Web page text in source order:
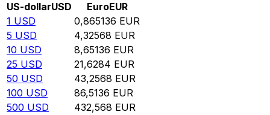
US-dollarUSD EuroEUR
1 USD 0,865136 EUR
5 USD 4,32568 EUR
10 USD 8,65136 EUR
25 USD 21,6284 EUR
50 USD 43,2568 EUR
100 USD 86,5136 EUR
500 USD 432,568 EUR